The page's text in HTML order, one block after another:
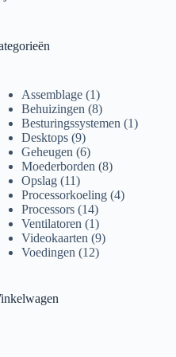
Assemblage 11
product
Behuizingen 88
producten
Besturingssystemen 11
Desktops 99
producten
Geheugen 66
producten
Moederborden 88
Opslag 1111
producten
Processorkoeling 44
Processors 1414
producten
Ventilatoren 11
product
Videokaarten 99
Voedingen 1212